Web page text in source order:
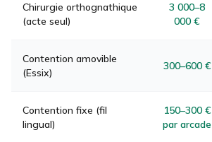
Chirurgie orthognathique
(acte seul)
3 000–8
000 €
Contention amovible
(Essix)
300–600 €
Contention fixe (fil
lingual)
150–300 €
par arcade